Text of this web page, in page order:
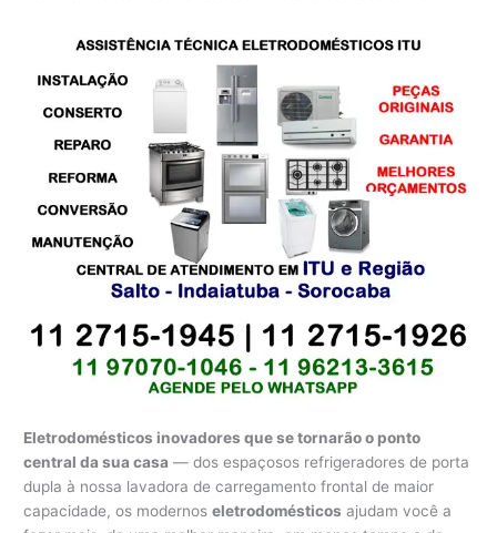
Eletrodomésticos inovadores que se tornarão o ponto
central da sua casa — dos espaçosos refrigeradores de porta
dupla à nossa lavadora de carregamento frontal de maior
capacidade, os modernoseletrodomésticos ajudam você a